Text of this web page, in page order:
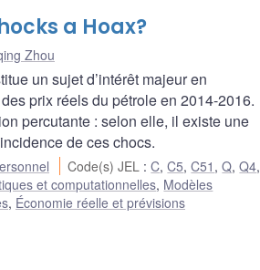
a Hoax?
Zhou
un sujet d’intérêt majeur en
prix réels du pétrole en 2014-2016.
percutante : selon elle, il existe une
de ces chocs.
Code(s) JEL :C,C5,C51 ,Q,Q4,
et computationnelles, Modèles
, Économie réelle et prévisions